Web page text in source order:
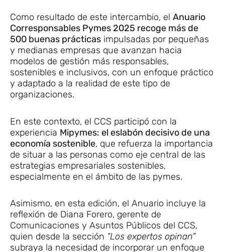
Como resultado de este intercambio, el Anuario
Corresponsables Pymes 2025 recoge más de
500 buenas prácticas impulsadas por pequeñas
y medianas empresas que avanzan hacia
modelos de gestión más responsables,
sostenibles e inclusivos, con un enfoque práctico
y adaptado a la realidad de este tipo de
organizaciones.
En este contexto, el CCS participó con la
experiencia Mipymes: el eslabón decisivo de una
economía sostenible, que refuerza la importancia
de situar a las personas como eje central de las
estrategias empresariales sostenibles,
especialmente en el ámbito de las pymes.
Asimismo, en esta edición, el Anuario incluye la
reflexión de Diana Forero, gerente de
Comunicaciones y Asuntos Públicos del CCS,
quien desde la sección “Los expertos opinan”
subraya la necesidad de incorporar un enfoque